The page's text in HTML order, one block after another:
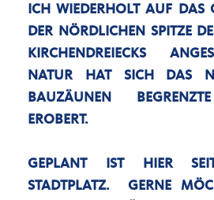
ICH WIEDERHOLT AUF DAS
DER NÖRDLICHEN SPITZE
KIRCHENDREIECKS
NATUR HAT SICH DAS
BAUZÄUNEN
EROBERT.
GEPLANT IST HIER
STADTPLATZ. GERNE